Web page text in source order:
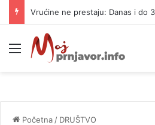
Meni
Početna / DRUŠTVO